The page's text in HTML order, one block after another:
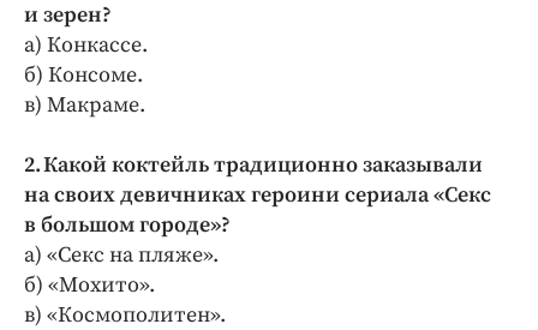
и зерен?
а) Конкассе.
б) Консоме.
в) Макраме.
2. Какой коктейль традиционно заказывали
на своих девичниках героини сериала «Секс
в большом городе»?
а) «Секс на пляже».
б) «Мохито».
в) «Космополитен».